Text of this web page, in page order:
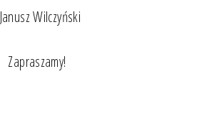
Wilczyński
Zapraszamy!